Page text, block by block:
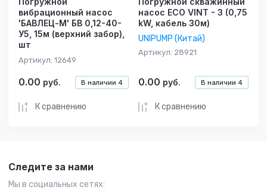
вибрационный насос
'БАВЛЕЦ-М' БВ 0,12-40-
У5, 15м (верхний забор),
шт
Артикул: 12649
В наличии 4
0.00 руб.
К сравнению
насос ECO VINT - 3 (0,75
kW, кабель 30м)
UNIPUMP (Китай)
Артикул: 28921
В наличии 4
0.00 руб.
К сравнению
Следите за нами
Мы в социальных сетях: